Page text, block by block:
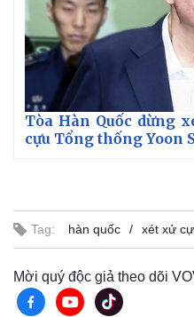
Tòa Hàn Quốc dừng
cựu Tổng thống Yoon
Tag: hàn quốc xét xử
Mời quý độc giả theo dõi